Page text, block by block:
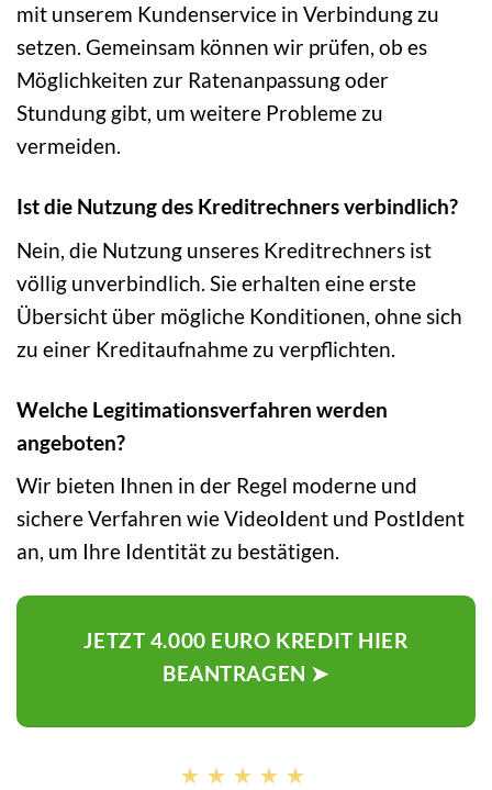
mit unserem Kundenservice in Verbindung zu
setzen. Gemeinsam können wir prüfen, ob es
Möglichkeiten zur Ratenanpassung oder
Stundung gibt, um weitere Probleme zu
vermeiden.
Ist die Nutzung des Kreditrechners verbindlich?
Nein, die Nutzung unseres Kreditrechners ist
völlig unverbindlich. Sie erhalten eine erste
Übersicht über mögliche Konditionen, ohne sich
zu einer Kreditaufnahme zu verpflichten.
Welche Legitimationsverfahren werden
angeboten?
Wir bieten Ihnen in der Regel moderne und
sichere Verfahren wie VideoIdent und PostIdent
an, um Ihre Identität zu bestätigen.
JETZT 4.000 EURO KREDIT HIER
BEANTRAGEN ➤
★★★★★
★★★★★